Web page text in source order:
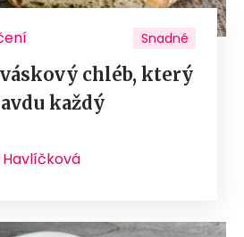
Snadné
chléb, který
každý